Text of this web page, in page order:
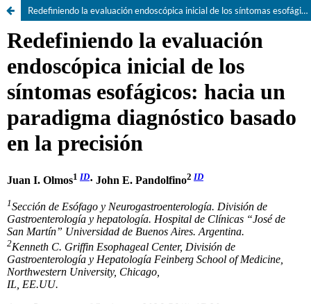
Redefiniendo la evaluación endoscópica inicial de los síntomas esofágicos: hacia un paradigma diagnóstico basado en la precisión